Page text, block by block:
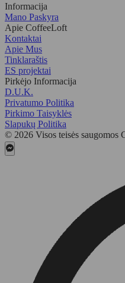
Informacija
Mano Paskyra
Apie CoffeeLoft
Kontaktai
Apie Mus
Tinklaraštis
ES projektai
Pirkėjo Informacija
D.U.K.
Privatumo Politika
Pirkimo Taisyklės
Slapukų Politika
© 2026 Visos teisės